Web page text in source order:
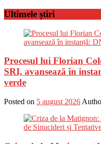
Ultimele știri
Procesul lui Florian
SRI, avansează în
verde
Posted on 5 august 2026